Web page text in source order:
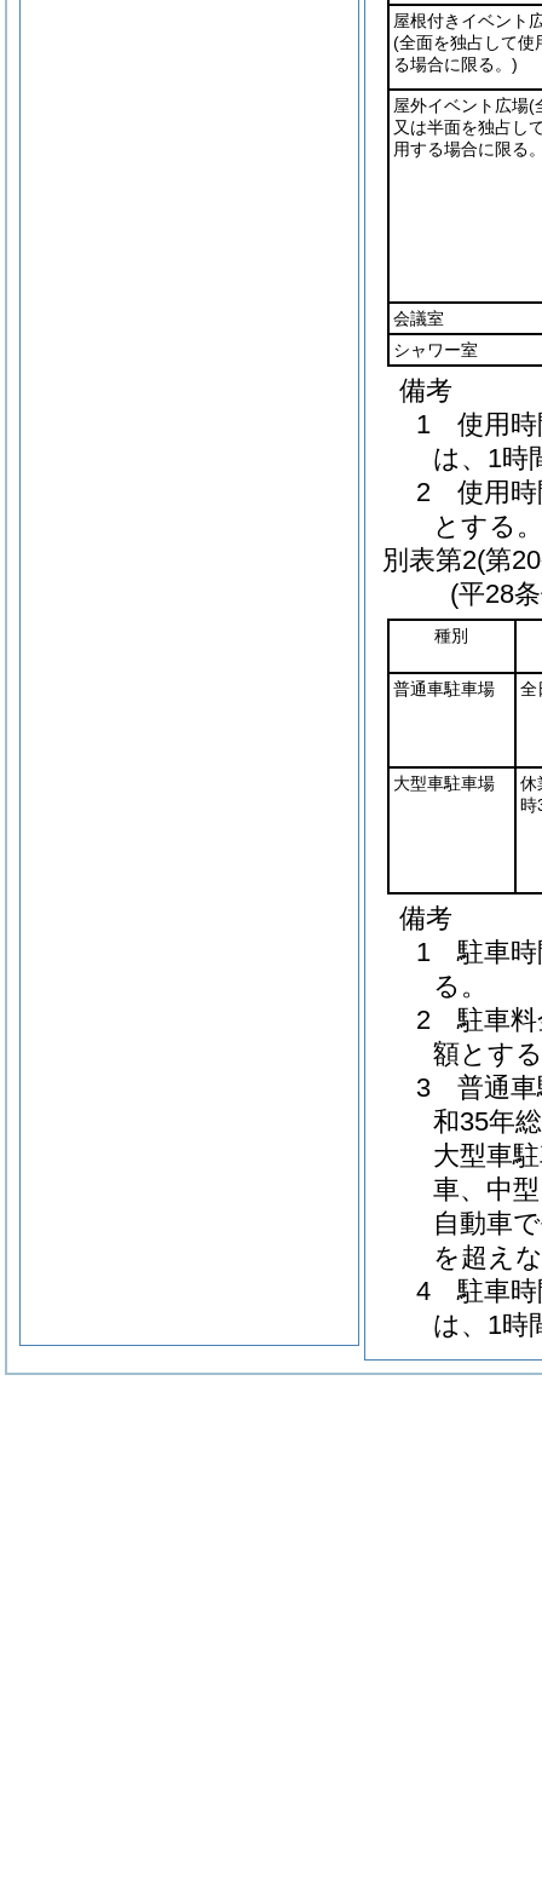
屋根付きイベント
(全面を独占して使
る場合に限る。)
屋外イベント広場(
又は半面を独占し
用する場合に限る
会議室
シャワー室
備考
1 使用時
は、1時
2 使用時
とする。
別表第2(第
(平28
種別
普通車駐車場 全
大型車駐車場
休
時
備考
1 駐車時
る。
2 駐車料
額とす
3 普通車
和35年
大型車
車、中
自動車
を超え
4 駐車時
は、1時